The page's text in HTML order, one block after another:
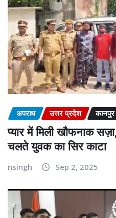
अपराध उत्तर प्रदेश कानपुर
प्यार में मिली खौफनाक
चलते युवक का सिर काटा
nsingh Sep 2, 2025